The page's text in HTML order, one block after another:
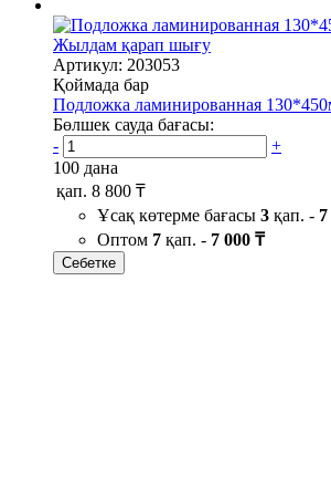
Жылдам қарап шығу
Артикул: 203053
Қоймада бар
Подложка ламинированная
Бөлшек сауда бағасы:
-
+
100 дана
қап. 8 800 ₸
Ұсақ көтерме бағасы 3 қап. -
Оптом 7 қап. - 7 000 ₸
Себетке